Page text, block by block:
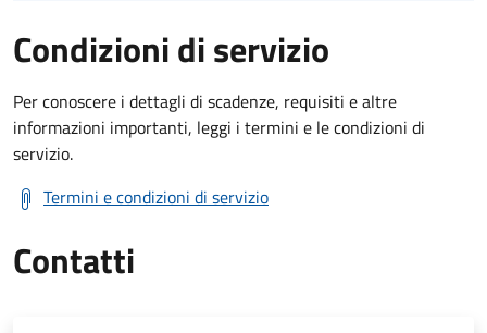
Condizioni di servizio
Per conoscere i dettagli di scadenze, requisiti e altre
informazioni importanti, leggi i termini e le condizioni di
servizio.
Termini e condizioni di servizio
Contatti